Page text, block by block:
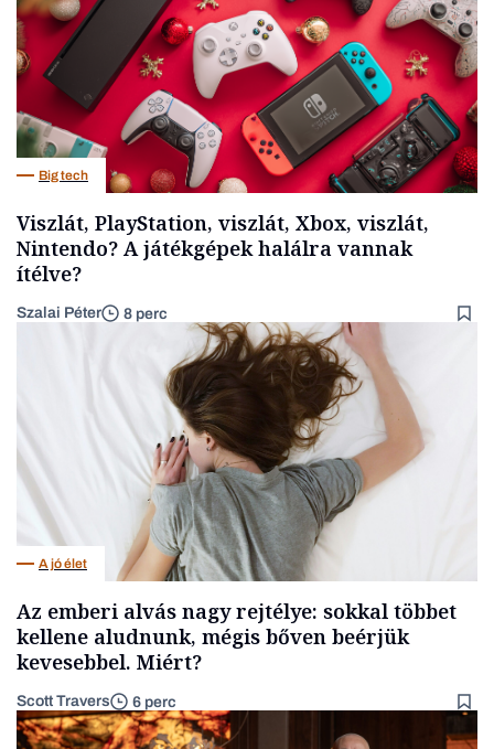
Big tech
Viszlát, PlayStation, viszlát, Xbox, viszlát,
Nintendo? A játékgépek halálra vannak
ítélve?
Szalai Péter 8 perc
A jó élet
Az emberi alvás nagy rejtélye: sokkal többet
kellene aludnunk, mégis bőven beérjük
kevesebbel. Miért?
Scott Travers 6 perc